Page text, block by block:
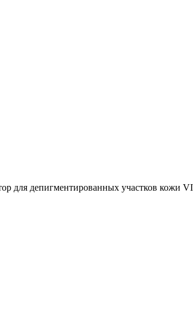
для депигментированных участков кожи